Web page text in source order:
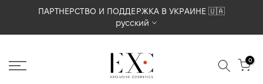
Перейти
содержимому
ПАРТНЕРСТВО И ПОДДЕРЖКА В УКРАИНЕ 🇺🇦
русский
0